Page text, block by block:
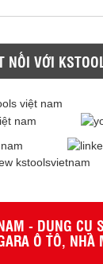
NỐI VỚI
- DỤNG CỤ
Ô TÔ, NHÀ